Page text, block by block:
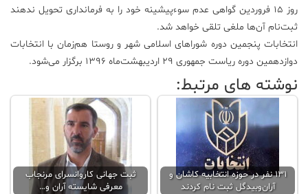
روز ۱۵ فروردین گواهی عدم سوءپیشینه خود را به فرمانداری تحویل ندهند
ثبت‌نام آن‌ها ملغی تلقی خواهد شد.
انتخابات پنجمین دوره شوراهای اسلامی شهر و روستا هم‌زمان با انتخابات
دوازدهمین دوره ریاست جمهوری ۲۹ اردیبهشت‌ماه ۱۳۹۶ برگزار می‌شود.
نوشته های مرتبط:
۱۳۱ نفر در حوزه انتخابیه کاشان و
آران‌و‌بیدگل ثبت نام کردند
ثبت جهانی کاروانسرای مرنجاب
معرفی شایسته آران و…